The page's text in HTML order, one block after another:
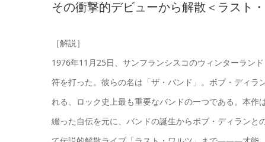
その衝撃的デビューから解散＜ラスト
［解説］
1976年11月25日、サンフランシスコのウィンターラン
符を打った。彼らの名は「ザ・バンド」。ボブ・ディ
れる、ロック史上最も重要なバンドの一つである。本
綴った自伝を元に、バンドの誕生からボブ・ディランと